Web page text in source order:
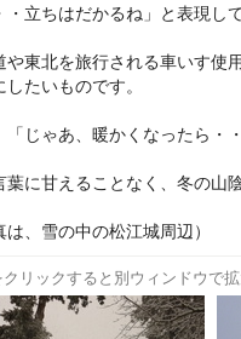
・立ちはだかるね」と表現し
や東北を旅行される車いす使
したいものです。
「じゃあ、暖かくなったら・
葉に甘えることなく、冬の山
は、雪の中の松江城周辺）
リックすると別ウィンドウで拡